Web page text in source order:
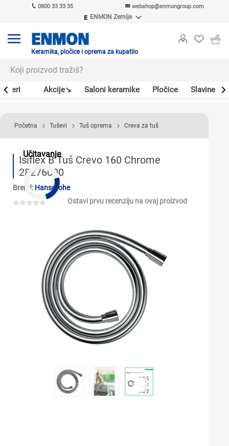
0800 33 33 35 webshop@enmongroup.com
ENMON Zemlje
ENMON MKD
Keramika, pločice i oprema za kupatilo
Akcije↘ Saloni keramike Pločice Slavine
Učitavanje
Početna Tuševi Tuš oprema Creva za tuš
Isiflex B Tuš Crevo 160 Chrome
28276000
Brend: Hansgrohe
Ostavi prvu recenziju na ovaj proizvod